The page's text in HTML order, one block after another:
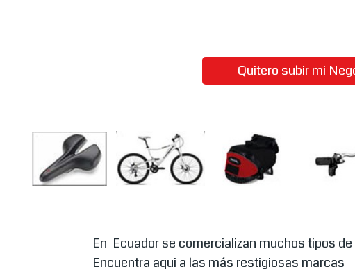
Quitero subir mi
En Ecuador se comercializan muchos tipos
Encuentra aqui a las más restigiosas marcas